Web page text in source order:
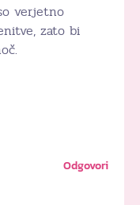
verjetno
zato bi
Odgovori